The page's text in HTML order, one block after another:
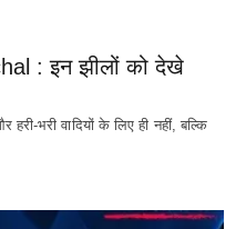
: इन झीलों को देखे
हरी-भरी वादियों के लिए ही नहीं, बल्कि